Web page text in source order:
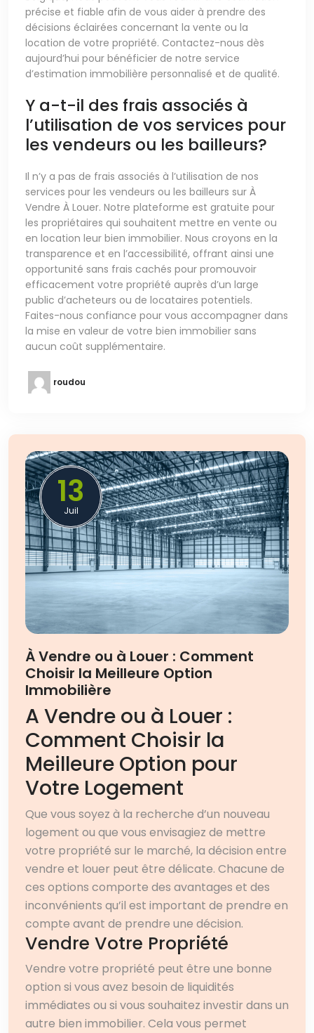
précise et fiable afin de vous aider à prendre des
décisions éclairées concernant la vente ou la
location de votre propriété. Contactez-nous dès
aujourd’hui pour bénéficier de notre service
d’estimation immobilière personnalisé et de qualité.
Y a-t-il des frais associés à
l’utilisation de vos services pour
les vendeurs ou les bailleurs?
Il n’y a pas de frais associés à l’utilisation de nos
services pour les vendeurs ou les bailleurs sur À
Vendre À Louer. Notre plateforme est gratuite pour
les propriétaires qui souhaitent mettre en vente ou
en location leur bien immobilier. Nous croyons en la
transparence et en l’accessibilité, offrant ainsi une
opportunité sans frais cachés pour promouvoir
efficacement votre propriété auprès d’un large
public d’acheteurs ou de locataires potentiels.
Faites-nous confiance pour vous accompagner dans
la mise en valeur de votre bien immobilier sans
aucun coût supplémentaire.
roudou
13
Juil
À Vendre ou à Louer : Comment
Choisir la Meilleure Option
Immobilière
A Vendre ou à Louer :
Comment Choisir la
Meilleure Option pour
Votre Logement
Que vous soyez à la recherche d’un nouveau
logement ou que vous envisagiez de mettre
votre propriété sur le marché, la décision entre
vendre et louer peut être délicate. Chacune de
ces options comporte des avantages et des
inconvénients qu’il est important de prendre en
compte avant de prendre une décision.
Vendre Votre Propriété
Vendre votre propriété peut être une bonne
option si vous avez besoin de liquidités
immédiates ou si vous souhaitez investir dans un
autre bien immobilier. Cela vous permet